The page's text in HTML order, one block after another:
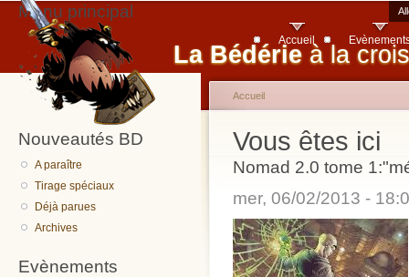
La Bédérie à la
Menu principal
Accueil
Nouveautés BD
A paraître
Tirage spéciaux
Déjà parues
Archives
Evènements
Vous êtes ici
Accueil
Nomad 2.0 tome
mer, 06/02/2013 -